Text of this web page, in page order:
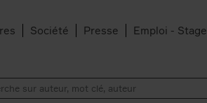
Société Presse Emploi - Stage